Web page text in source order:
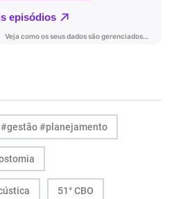
#planejamento
51° CBO